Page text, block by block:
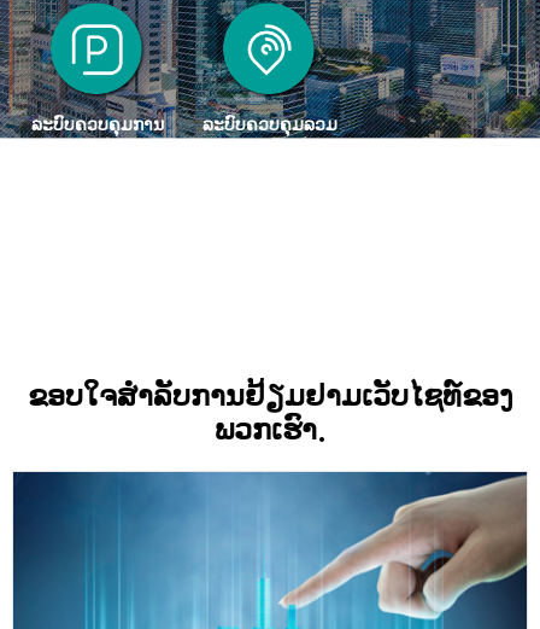
ລະບົບຄວບຄຸມການ
ລະບົບຄວບຄຸມລວມ
ຂອບໃຈສໍາລັບການຢ້ຽມຢາມເວັບໄຊທ໌ຂອງ
ພວກເຮົາ.